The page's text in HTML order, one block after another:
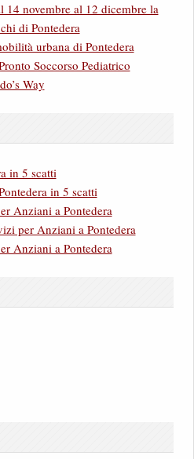
14 novembre al 12 dicembre la
di Pontedera
urbana di Pontedera
Soccorso Pediatrico
Way
in 5 scatti
in 5 scatti
Anziani a Pontedera
per Anziani a Pontedera
Anziani a Pontedera